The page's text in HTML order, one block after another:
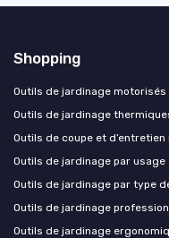
Shopping
Outils de jardinage motorisés
Outils de jardinage
Outils de coupe et d’entretien
Outils de jardinage par usage
Outils de jardinage par type
Outils de jardinage
Outils de jardinage